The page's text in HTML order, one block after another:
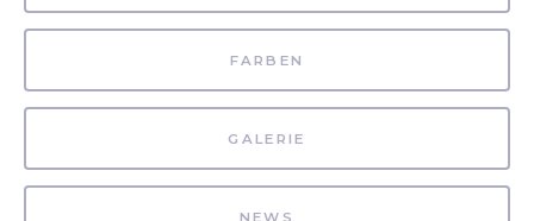
FARBEN
GALERIE
NEWS